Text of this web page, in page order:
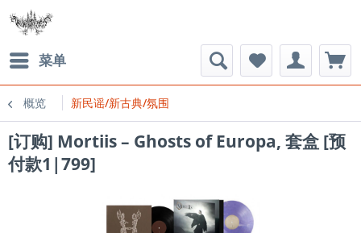
菜单
概览 新民谣/新古典/氛围
[订购] Mortiis – Ghosts of Europa, 套盒 [预
付款1|799]